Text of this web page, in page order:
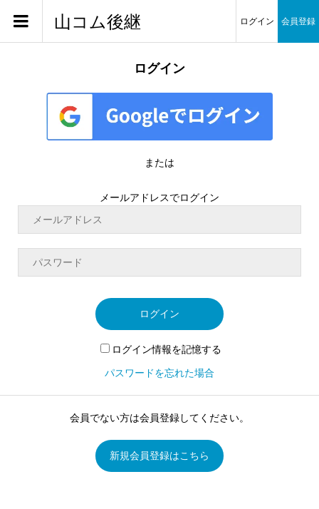
山コム後継 ログイン 会員登録
ログイン
または
メールアドレスでログイン
ログイン
ログイン情報を記憶する
パスワードを忘れた場合
会員でない方は会員登録してください。
新規会員登録はこちら